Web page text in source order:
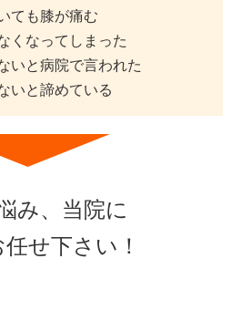
ても膝が痛む
くなってしまった
いと病院で言われた
いと諦めている
み、当院に
せ下さい！